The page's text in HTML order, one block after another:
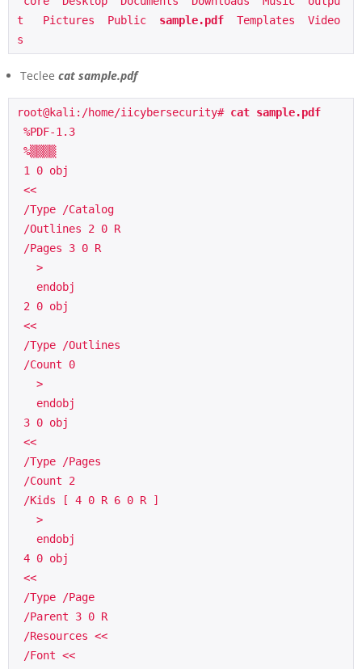
t   Pictures  Public sample.pdf
  Templates  Video
s
Teclee cat sample.pdf
root@kali:/home/iicybersecurity# cat sample.pdf
%PDF-1.3
%▒▒▒▒
1 0 obj
<<
/Type /Catalog
/Outlines 2 0 R
/Pages 3 0 R
   >
   endobj
2 0 obj
<<
/Type /Outlines
/Count 0
   >
   endobj
3 0 obj
<<
/Type /Pages
/Count 2
/Kids [ 4 0 R 6 0 R ]
   >
   endobj
4 0 obj
<<
/Type /Page
/Parent 3 0 R
/Resources <<
/Font <<